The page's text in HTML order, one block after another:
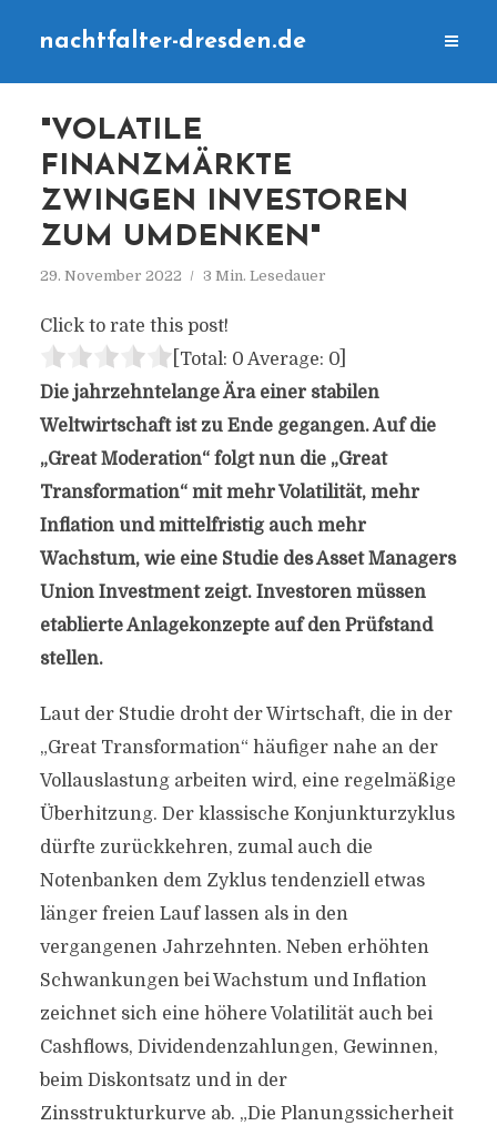
nachtfalter-dresden.de
"VOLATILE
FINANZMÄRKTE
ZWINGEN INVESTOREN
ZUM UMDENKEN"
29. November 2022 3 Min. Lesedauer
Click to rate this post!
[Total: 0 Average: 0]
Die jahrzehntelange Ära einer stabilen
Weltwirtschaft ist zu Ende gegangen. Auf die
„Great Moderation“ folgt nun die „Great
Transformation“ mit mehr Volatilität, mehr
Inflation und mittelfristig auch mehr
Wachstum, wie eine Studie des Asset Managers
Union Investment zeigt. Investoren müssen
etablierte Anlagekonzepte auf den Prüfstand
stellen.
Laut der Studie droht der Wirtschaft, die in der
„Great Transformation“ häufiger nahe an der
Vollauslastung arbeiten wird, eine regelmäßige
Überhitzung. Der klassische Konjunkturzyklus
dürfte zurückkehren, zumal auch die
Notenbanken dem Zyklus tendenziell etwas
länger freien Lauf lassen als in den
vergangenen Jahrzehnten. Neben erhöhten
Schwankungen bei Wachstum und Inflation
zeichnet sich eine höhere Volatilität auch bei
Cashflows, Dividendenzahlungen, Gewinnen,
beim Diskontsatz und in der
Zinsstrukturkurve ab. „Die Planungssicherheit